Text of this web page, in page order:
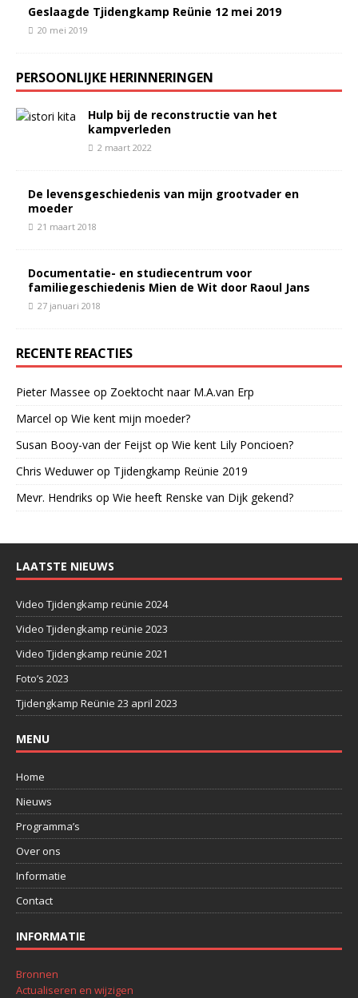
Geslaagde Tjidengkamp Reünie 12 mei 2019
20 mei 2019
PERSOONLIJKE HERINNERINGEN
Hulp bij de reconstructie van het
kampverleden
2 maart 2022
De levensgeschiedenis van mijn grootvader en
moeder
21 maart 2018
Documentatie- en studiecentrum voor
familiegeschiedenis Mien de Wit door Raoul Jans
27 januari 2018
RECENTE REACTIES
Pieter Massee op Zoektocht naar M.A.van Erp
Marcel op Wie kent mijn moeder?
Susan Booy-van der Feijst op Wie kent Lily Poncioen?
Chris Weduwerop Tjidengkamp Reünie 2019
Mevr. Hendriks op Wie heeft Renske van Dijk gekend?
LAATSTE NIEUWS
Video Tjidengkamp reünie 2024
Video Tjidengkamp reünie 2023
Video Tjidengkamp reünie 2021
Foto’s 2023
Tjidengkamp Reünie 23 april 2023
MENU
Home
Nieuws
Programma’s
Over ons
Informatie
Contact
INFORMATIE
Bronnen
Actualiseren en wijzigen